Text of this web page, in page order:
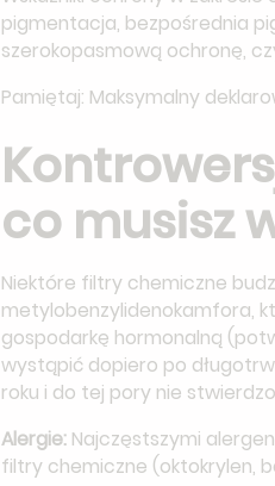
pigmentacja, bezpośrednia
szerokopasmową ochronę,
Pamiętaj: Maksymalny
co musisz
Niektóre filtry chemiczne
metylobenzylidenokamfora,
gospodarkę hormonalną
wystąpić dopiero po
roku i do tej pory nie
Alergie: Najczęstszymi
filtry chemiczne (oktokrylen,